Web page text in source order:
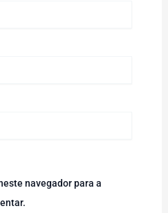
navegador para a